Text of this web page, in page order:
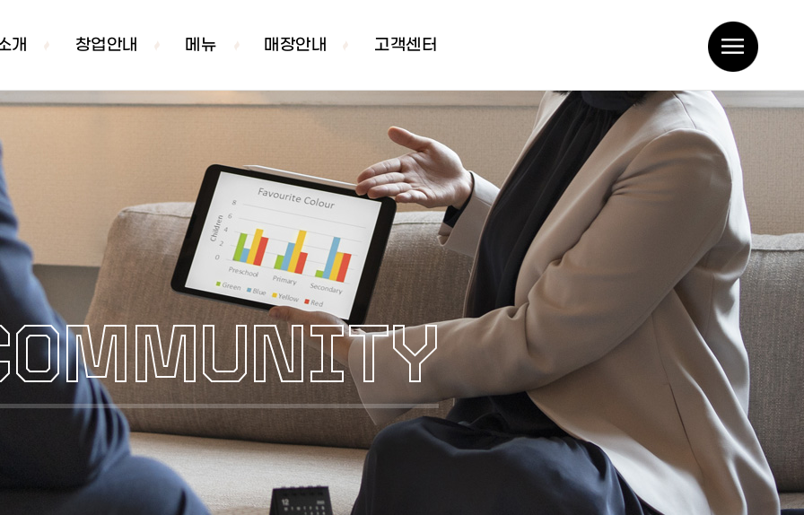
개 창업안내 메뉴 매장안내 고객센터